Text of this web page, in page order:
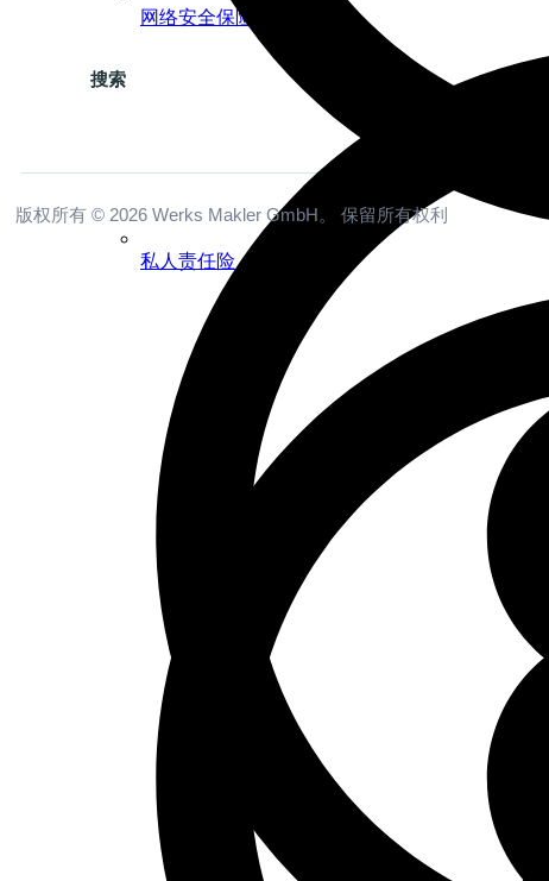
网络安全保险
私人责任险
搜索
版权所有 © 2026 Werks Makler GmbH。 保留所有权利